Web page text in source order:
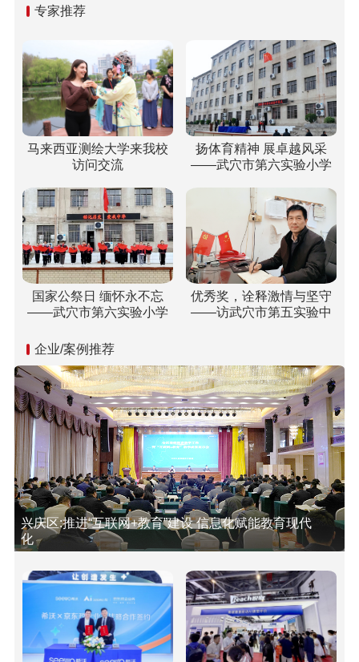
专家推荐
马来西亚测绘大学来我校
访问交流
扬体育精神 展卓越风采
——武穴市第六实验小学
园！
国家公祭日 缅怀永不忘
——武穴市第六实验小学
优秀奖，诠释激情与坚守
——访武穴市第五实验中
企业/案例推荐
兴庆区:推进“互联网+教育”建设 信息化赋能教育现代
化